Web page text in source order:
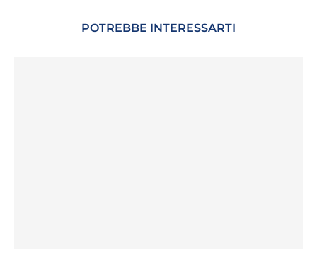
POTREBBE INTERESSARTI